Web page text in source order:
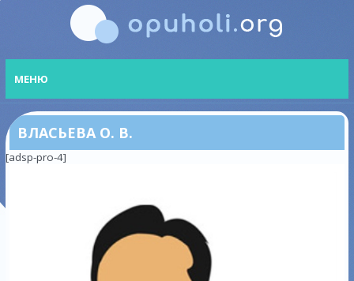
МЕНЮ
ВЛАСЬЕВА О. В.
[adsp-pro-4]